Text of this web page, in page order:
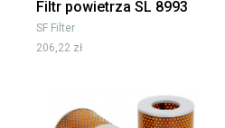
Filtr powietrza SL 8993
SF Filter
206,22 zł